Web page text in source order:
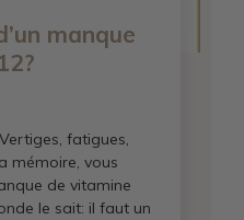
manque
fatigues,
mémoire, vous
de vitamine
le sait: il faut un